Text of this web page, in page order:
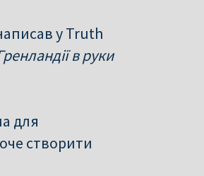
у Truth
в руки
для
створити